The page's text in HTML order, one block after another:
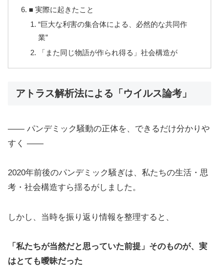
■ 実際に起きたこと
“巨大な利害の集合体による、必然的な共同作
業”
「また同じ物語が作られ得る」社会構造が
アトラス解析法による「ウイルス論考」
—— パンデミック騒動の正体を、できるだけ分かりや
すく ——
2020年前後のパンデミック騒ぎは、私たちの生活・思
考・社会構造すら揺るがしました。
しかし、当時を振り返り情報を整理すると、
「私たちが当然だと思っていた前提」そのものが、実
はとても曖昧だった